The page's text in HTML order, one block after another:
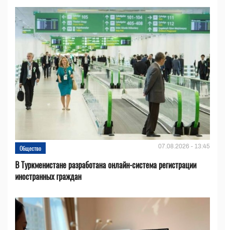
Общество 07.08.2026 - 13:45
В Туркменистане разработана онлайн-система регистрации
иностранных граждан